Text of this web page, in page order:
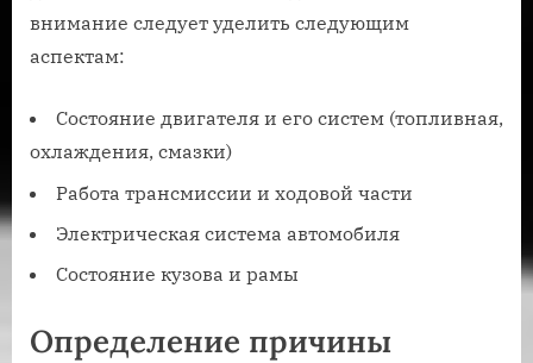
внимание следует уделить следующим
аспектам:
Состояние двигателя и его систем (топливная,
охлаждения, смазки)
Работа трансмиссии и ходовой части
Электрическая система автомобиля
Состояние кузова и рамы
Определение причины